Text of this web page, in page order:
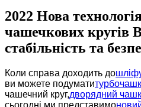
2022 Нова
чашечкових кругів
стабільність та
Коли справа доходить до
ви можете подумати
чашечний круг,дворядний